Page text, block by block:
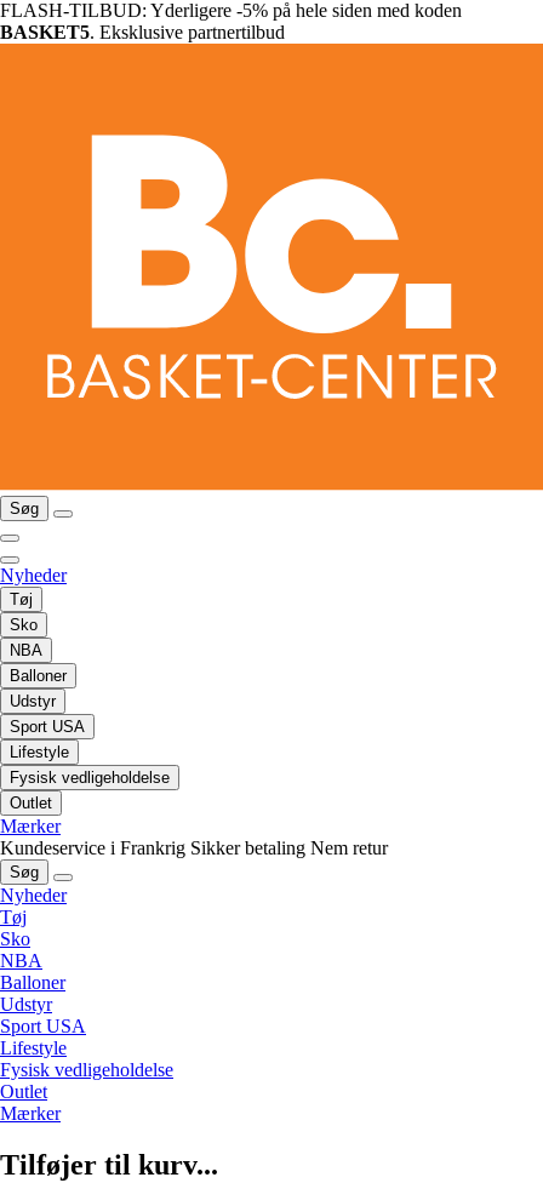
FLASH-TILBUD: Yderligere -5% på hele siden med koden
BASKET5. Eksklusive partnertilbud
Søg
Nyheder
Tøj
Sko
NBA
Balloner
Udstyr
Sport USA
Lifestyle
Fysisk vedligeholdelse
Outlet
Mærker
Kundeservice i Frankrig Sikker betaling Nem retur
Søg
Nyheder
Tøj
Sko
NBA
Balloner
Udstyr
Sport USA
Lifestyle
Fysisk vedligeholdelse
Outlet
Mærker
Tilføjer til kurv...